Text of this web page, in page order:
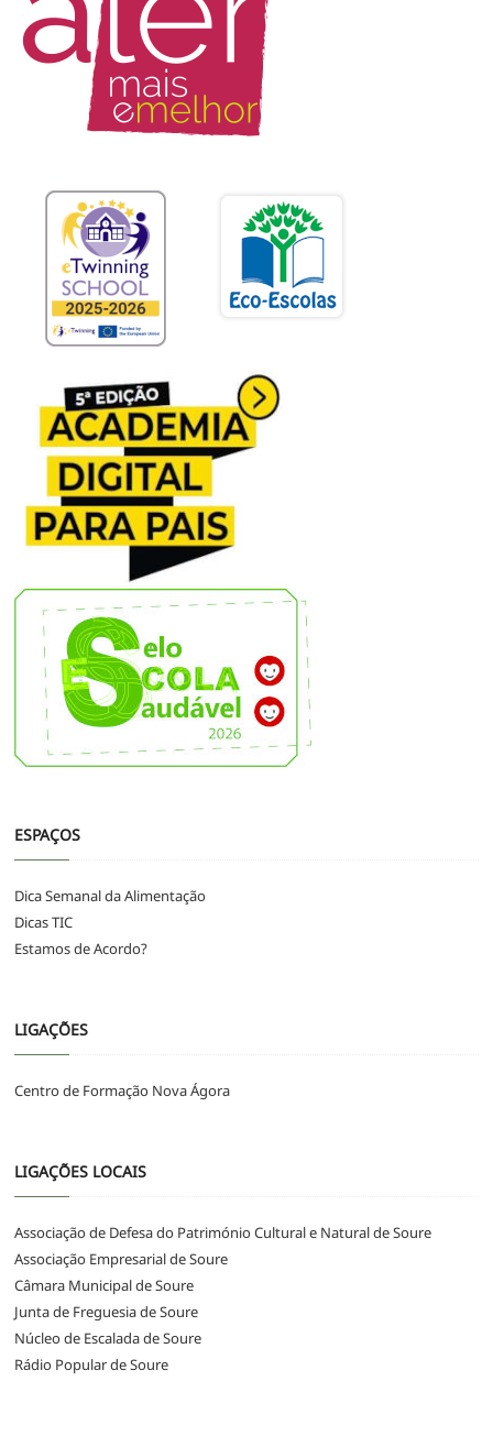
ESPAÇOS
Dica Semanal da Alimentação
Dicas TIC
Estamos de Acordo?
LIGAÇÕES
Centro de Formação Nova Ágora
LIGAÇÕES LOCAIS
Associação de Defesa do Património Cultural e Natural de Soure
Associação Empresarial de Soure
Câmara Municipal de Soure
Junta de Freguesia de Soure
Núcleo de Escalada de Soure
Rádio Popular de Soure